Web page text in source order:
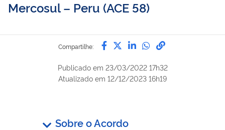
Mercosul – Peru (ACE 58)
Compartilhe: Compartilhe por Facebook
Compartilhe por Twitter
Compartilhe por
Compartilhe
link para
Publicado em 23/03/2022 17h32
Atualizado em 12/12/2023 16h19
Sobre o Acordo